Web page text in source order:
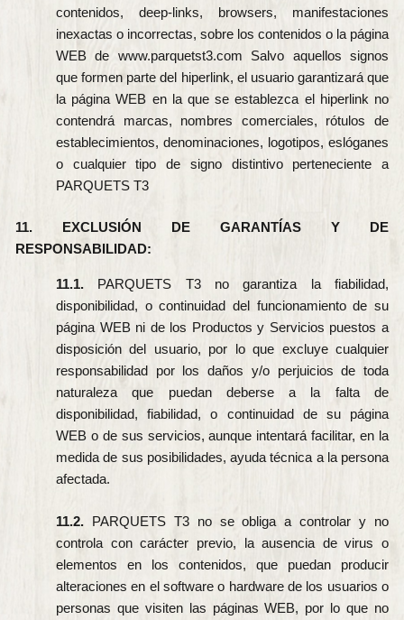
contenidos, deep-links, browsers, manifestaciones
inexactas o incorrectas, sobre los contenidos o la página
WEB de www.parquetst3.com Salvo aquellos signos
que formen parte del hiperlink, el usuario garantizará que
la página WEB en la que se establezca el hiperlink no
contendrá marcas, nombres comerciales, rótulos de
establecimientos, denominaciones, logotipos, eslóganes
o cualquier tipo de signo distintivo perteneciente a
PARQUETS T3
11. EXCLUSIÓN DE GARANTÍAS Y DE
RESPONSABILIDAD:
11.1. PARQUETS T3 no garantiza la fiabilidad,
disponibilidad, o continuidad del funcionamiento de su
página WEB ni de los Productos y Servicios puestos a
disposición del usuario, por lo que excluye cualquier
responsabilidad por los daños y/o perjuicios de toda
naturaleza que puedan deberse a la falta de
disponibilidad, fiabilidad, o continuidad de su página
WEB o de sus servicios, aunque intentará facilitar, en la
medida de sus posibilidades, ayuda técnica a la persona
afectada.
11.2. PARQUETS T3 no se obliga a controlar y no
controla con carácter previo, la ausencia de virus o
elementos en los contenidos, que puedan producir
alteraciones en el software o hardware de los usuarios o
personas que visiten las páginas WEB, por lo que no